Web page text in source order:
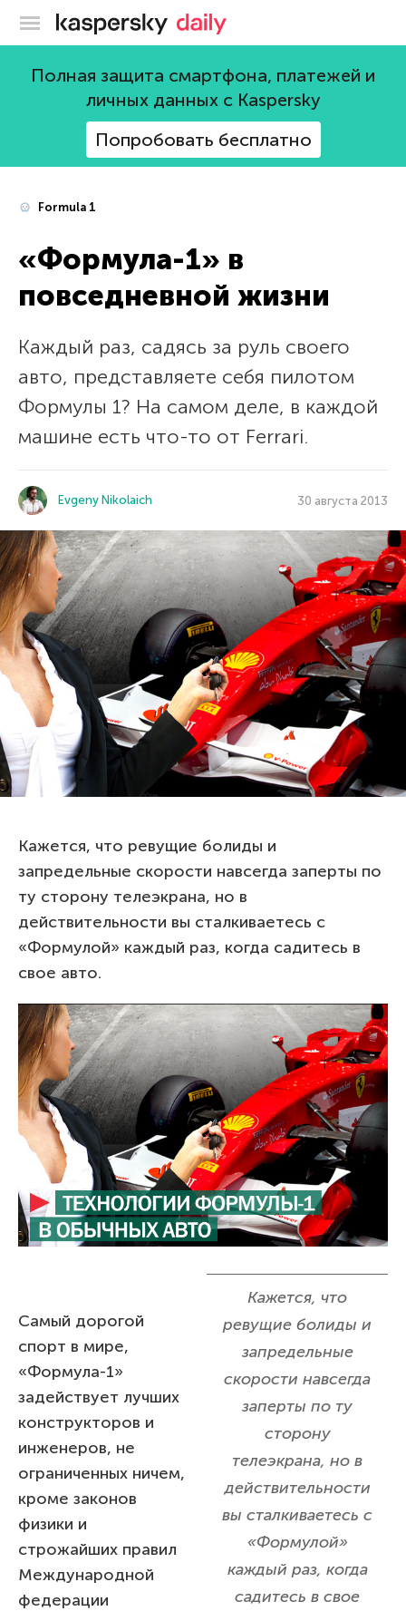
Блог Касперского
Полная защита смартфона, платежей и
личных данных с Kaspersky
Попробовать бесплатно
Formula 1
«Формула-1» в
повседневной жизни
Каждый раз, садясь за руль своего
авто, представляете себя пилотом
Формулы 1? На самом деле, в каждой
машине есть что-то от Ferrari.
Evgeny Nikolaich 30 августа 2013
Кажется, что ревущие болиды и
запредельные скорости навсегда заперты по
ту сторону телеэкрана, но в
действительности вы сталкиваетесь с
«Формулой» каждый раз, когда садитесь в
свое авто.
Кажется, что
ревущие болиды и
запредельные
скорости навсегда
заперты по ту
сторону
телеэкрана, но в
действительности
вы сталкиваетесь с
«Формулой»
каждый раз, когда
садитесь в свое
Самый дорогой
спорт в мире,
«Формула-1»
задействует лучших
конструкторов и
инженеров, не
ограниченных ничем,
кроме законов
физики и
строжайших правил
Международной
федерации